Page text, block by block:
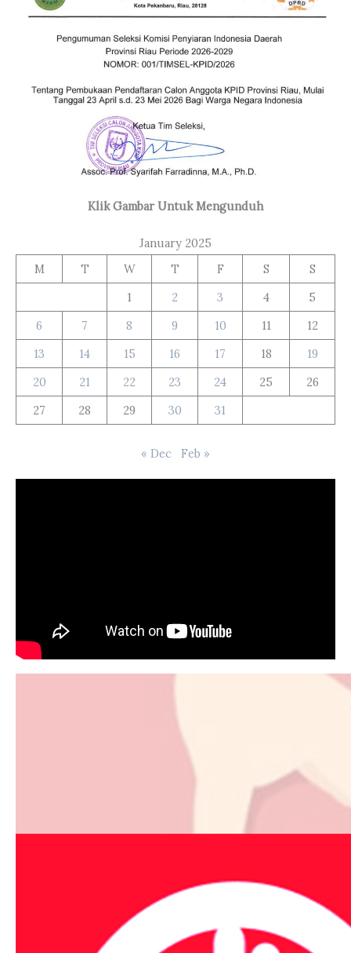
Klik Gambar Untuk Mengunduh
January 2025
M
T W T F S
S
1
2 3 4
5
6
7 8 9 10 11
12
13
14 15 16 17 18
19
20
21 22 23 24 25
26
27
28 29 30 31
« Dec Feb »